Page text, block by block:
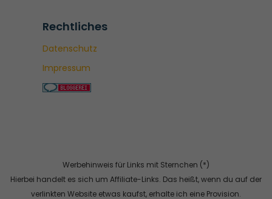
Rechtliches
Datenschutz
Impressum
Werbehinweis für Links mit Sternchen (*)
Hierbei handelt es sich um Affiliate-Links. Das heißt, wenn du auf der
verlinkten Website etwas kaufst, erhalte ich eine Provision.